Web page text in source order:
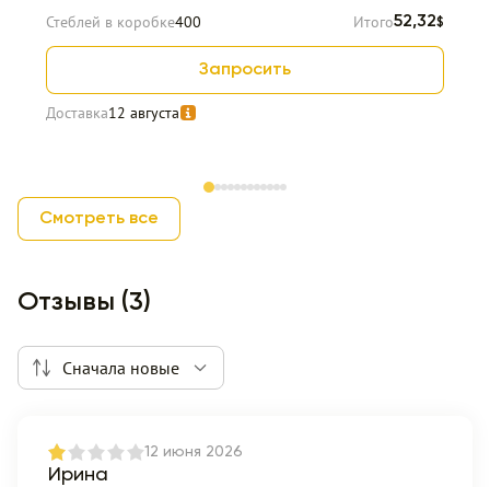
Стеблей в коробке400 Итого52,32$
Запросить
Доставка12 августа
Item 1 of 12
Смотреть все
Отзывы (3)
Сначала новые
12 июня 2026
Ирина